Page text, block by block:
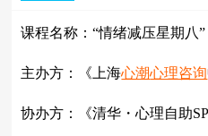
字体：大 中 小
课程名称：“情绪减压星期八”
主办方： 《上海心潮心理咨询
协办方： 《清华・心理自助